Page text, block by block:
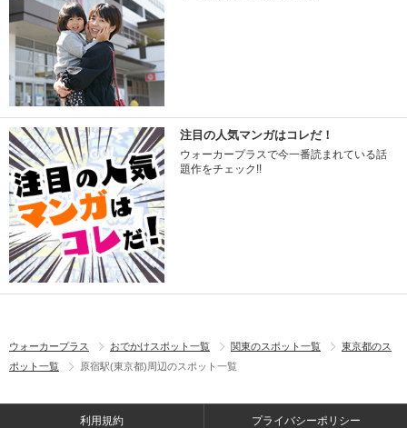
注目の人気マンガはコレだ！
ウォーカープラスで今一番読まれている話
題作をチェック!!
ウォーカープラス おでかけスポット一覧 関東のスポット一覧
東京都のス
ポット一覧
原宿駅(東京都)周辺のスポット一覧
利用規約 プライバシーポリシー